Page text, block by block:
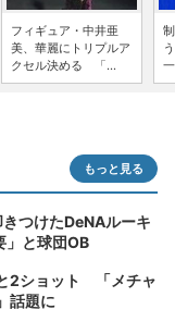
フィギュア・中井亜
美、華麗にトリプルア
クセル決める 「...
もっと見る
つけたDeNAルーキ
と球団OB
2ショット 「メチャ
話題に